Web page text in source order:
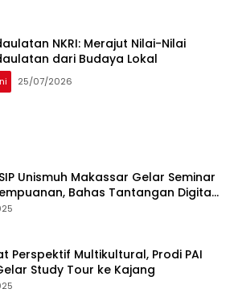
NKRI: Merajut Nilai-Nilai
dari Budaya Lokal
25/07/2026
Unismuh Makassar Gelar Seminar
Bahas Tantangan Digital
Lokal
Perspektif Multikultural, Prodi PAI
Study Tour ke Kajang